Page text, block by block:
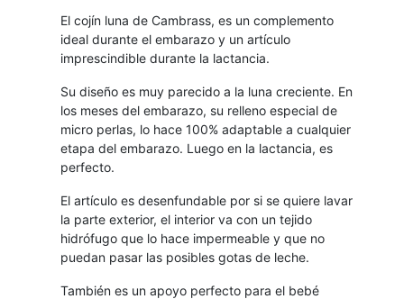
El cojín luna de Cambrass, es un complemento
ideal durante el embarazo y un artículo
imprescindible durante la lactancia.
Su diseño es muy parecido a la luna creciente. En
los meses del embarazo, su relleno especial de
micro perlas, lo hace 100% adaptable a cualquier
etapa del embarazo. Luego en la lactancia, es
perfecto.
El artículo es desenfundable por si se quiere lavar
la parte exterior, el interior va con un tejido
hidrófugo que lo hace impermeable y que no
puedan pasar las posibles gotas de leche.
También es un apoyo perfecto para el bebé